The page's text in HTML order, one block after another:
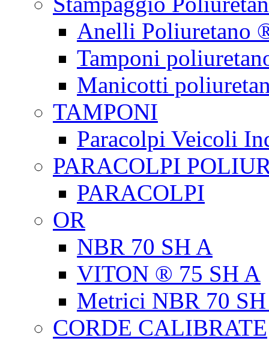
Anelli Poliuretano
Tamponi
Manicotti
TAMPONI
Paracolpi Veicoli
PARACOLPI
PARACOLPI
OR
NBR 70 SH A
VITON ® 75 SH A
Metrici NBR 70
CORDE CALIBRATE